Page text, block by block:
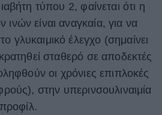
τύπου 2, φαίνεται ότι η
είναι αναγκαία, για να
γλυκαιμικό έλεγχο (σημαίνει
σταθερό σε αποδεκτές
οι χρόνιες επιπλοκές
στην υπερινσουλιναιμία